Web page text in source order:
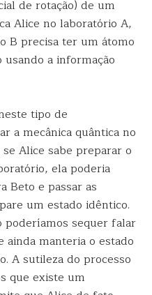
de rotação) de um
Alice no laboratório A,
B precisa ter um átomo
a informação
tipo de
a mecânica quântica no
Alice sabe preparar o
ela poderia
Beto e passar as
um estado idêntico.
poderíamos sequer falar
manteria o estado
A sutileza do processo
que existe um